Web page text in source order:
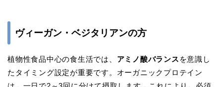
ヴィーガン・ベジタリアンの方
植物性食品中心の食生活では、 アミノ酸バランス を意識し
たタイミング設定が重要です。オーガニックプロテイン